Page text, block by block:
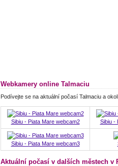
Webkamery online Talmaciu
Podívejte se na aktuální počasí Talmaciu a
Sibiu - Piata Mare webcam2 Sibiu -
Sibiu - Piata Mare webcam3
Aktuální počasí v dalších městech v